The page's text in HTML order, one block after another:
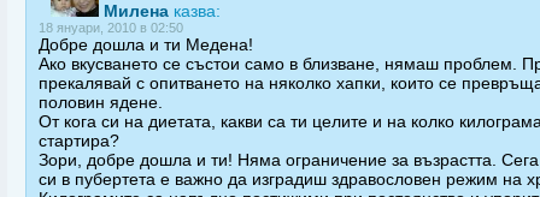
Милена казва:
18 януари, 2010 в 02:50
Добре дошла и ти Медена!
Ако вкусването се състои само в близване, нямаш проблем.
прекалявай с опитването на няколко хапки, които се
половин ядене.
От кога си на диетата, какви са ти целите и на колко
стартира?
Зори, добре дошла и ти! Няма ограничение за възрастта.
си в пубертета е важно да изградиш здравословен режим на